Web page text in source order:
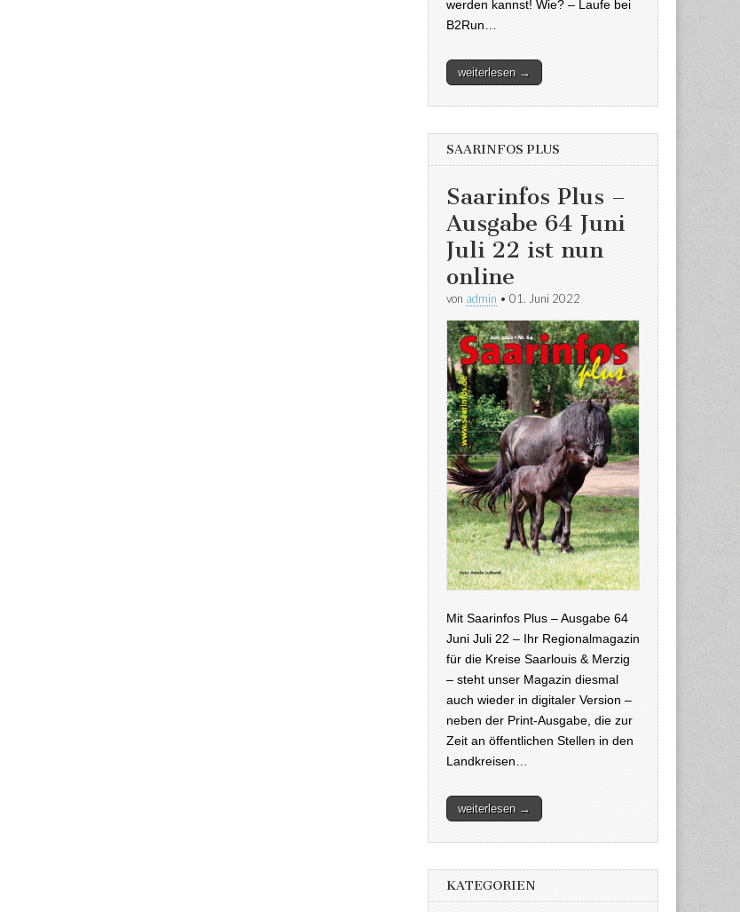
werden kannst! Wie? – Laufe bei
B2Run…
weiterlesen →
SAARINFOS PLUS
Saarinfos Plus –
Ausgabe 64 Juni
Juli 22 ist nun
online
von admin • 01. Juni 2022
Mit Saarinfos Plus – Ausgabe 64
Juni Juli 22 – Ihr Regionalmagazin
für die Kreise Saarlouis & Merzig
– steht unser Magazin diesmal
auch wieder in digitaler Version –
neben der Print-Ausgabe, die zur
Zeit an öffentlichen Stellen in den
Landkreisen…
weiterlesen →
KATEGORIEN